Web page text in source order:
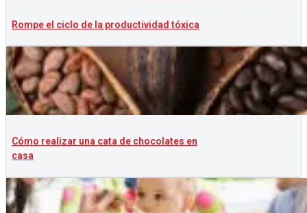
Rompe el ciclo de la productividad tóxica
Cómo realizar una cata de chocolates en
casa